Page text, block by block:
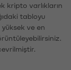
kripto varlıkların
tabloyu
yüksek ve en